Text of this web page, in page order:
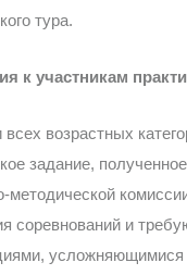
тура.
к участникам
всех возрастных
задание,
методической
соревнований и
усложняющимися